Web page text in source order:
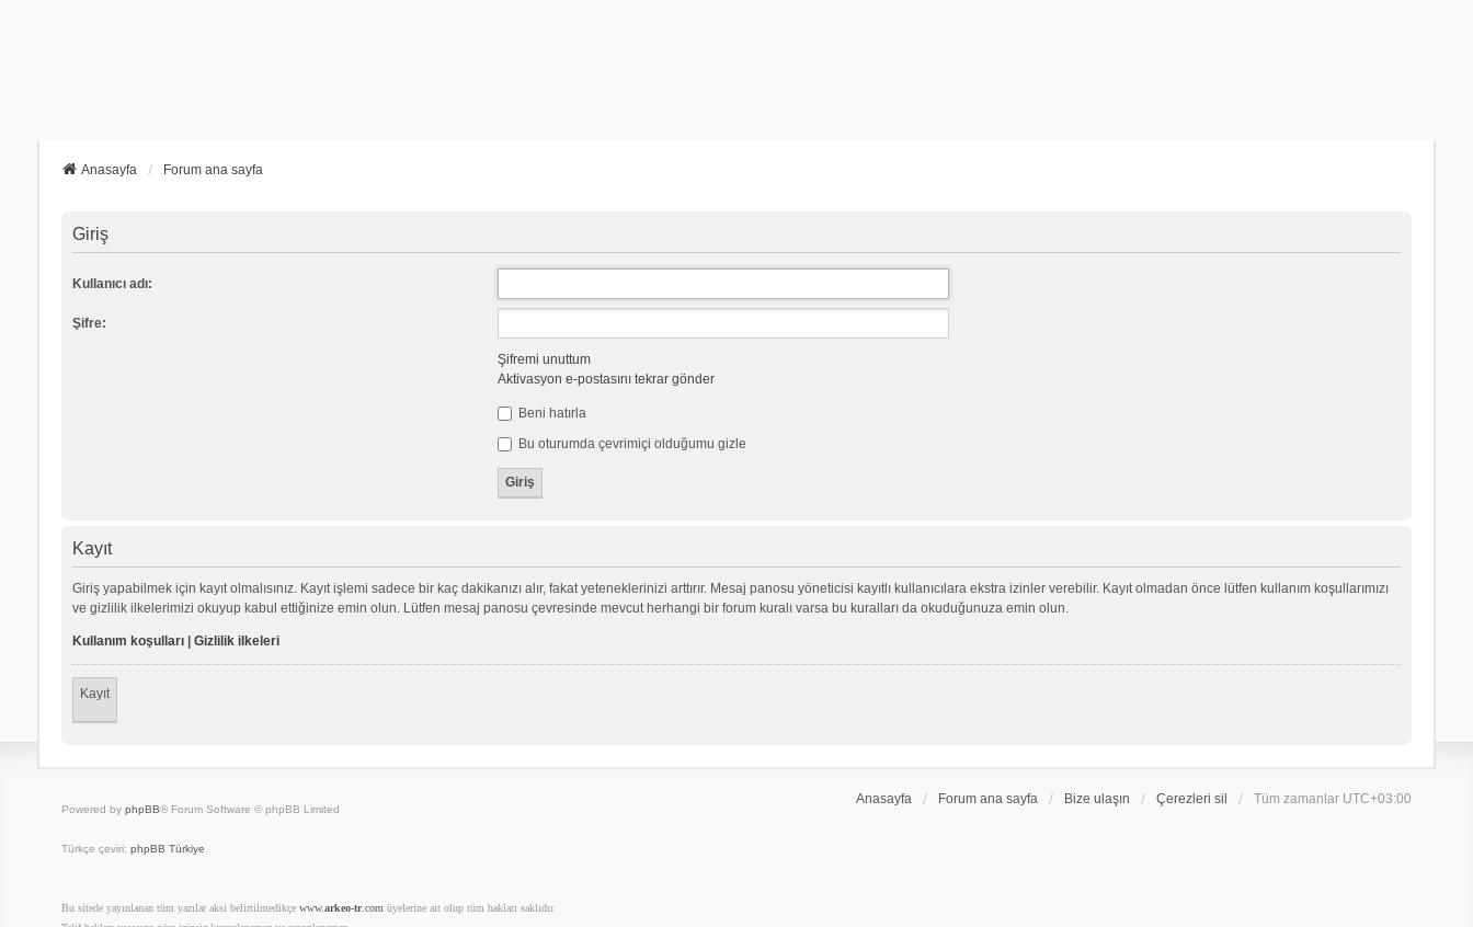
Anasayfa Forum ana sayfa
Giriş
Kullanıcı adı:
Şifre:
Şifremi unuttum
Aktivasyon e-postasını tekrar gönder
Beni hatırla
Bu oturumda çevrimiçi olduğumu gizle
Kayıt
Giriş yapabilmek için kayıt olmalısınız. Kayıt işlemi sadece bir kaç dakikanızı alır, fakat yeteneklerinizi arttırır. Mesaj panosu yöneticisi kayıtlı kullanıcılara ekstra izinler verebilir. Kayıt olmadan önce lütfen kullanım koşullarımızı
ve gizlilik ilkelerimizi okuyup kabul ettiğinize emin olun. Lütfen mesaj panosu çevresinde mevcut herhangi bir forum kuralı varsa bu kuralları da okuduğunuza emin olun.
Kullanım koşulları| Gizlilik ilkeleri
Kayıt
Anasayfa Forum ana sayfa Bize ulaşın Çerezleri sil Tüm zamanlar UTC+03:00
Powered by phpBB® Forum Software © phpBB Limited
Türkçe çeviri: phpBB Türkiye
Bu sitede yayınlanan tüm yazılar aksi belirtilmedikçe www.arkeo-tr.com üyelerine ait olup tüm hakları saklıdır.